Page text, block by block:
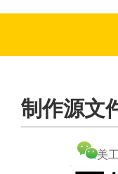
制作源文
美工